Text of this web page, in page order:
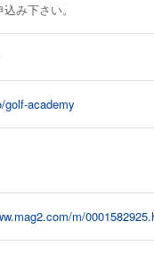
み下さい。
academy
m/